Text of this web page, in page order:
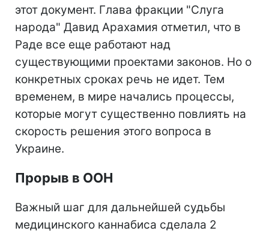
этот документ. Глава фракции "Слуга
народа" Давид Арахамия отметил, что в
Раде все еще работают над
существующими проектами законов. Но о
конкретных сроках речь не идет. Тем
временем, в мире начались процессы,
которые могут существенно повлиять на
скорость решения этого вопроса в
Украине.
Прорыв в ООН
Важный шаг для дальнейшей судьбы
медицинского каннабиса сделала 2